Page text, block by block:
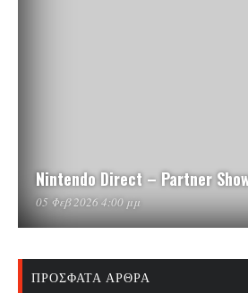
Nintendo Direct – Partner
05 Φεβ 2026 4:00 μμ
ΠΡΌΣΦΑΤΑ ΆΡΘΡΑ